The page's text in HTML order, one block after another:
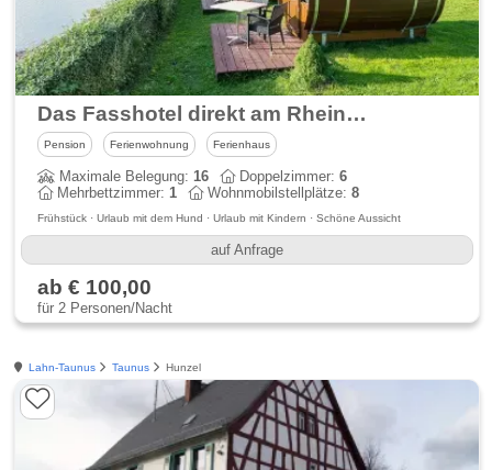
Das Fasshotel direkt am Rheinufer
Pension Ferienwohnung Ferienhaus
Maximale Belegung:16 Doppelzimmer:6
Mehrbettzimmer:1 Wohnmobilstellplätze:8
Frühstück · Urlaub mit dem Hund · Urlaub mit Kindern · Schöne Aussicht
auf Anfrage
ab € 100,00
für 2 Personen/Nacht
Lahn-Taunus Taunus Hunzel